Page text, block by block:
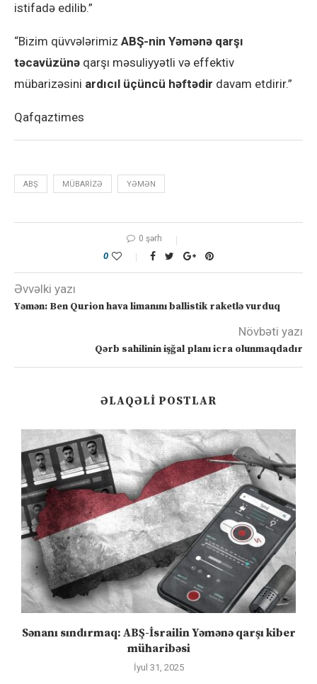
istifadə edilib.”
“Bizim qüvvələrimiz ABŞ-nin Yəmənə qarşı
təcavüzünə qarşı məsuliyyətli və effektiv
mübarizəsini ardıcıl üçüncü həftədir davam etdirir.”
Qafqaztimes
ABŞ MÜBARIZƏ YƏMƏN
0 şərh
0
Əvvəlki yazı
Yəmən: Ben Qurion hava limanını ballistik raketlə vurduq
Növbəti yazı
Qərb sahilinin işğal planı icra olunmaqdadır
ƏLAQƏLI POSTLAR
Sənanı sındırmaq: ABŞ-İsrailin Yəmənə qarşı kiber
müharibəsi
İyul 31, 2025